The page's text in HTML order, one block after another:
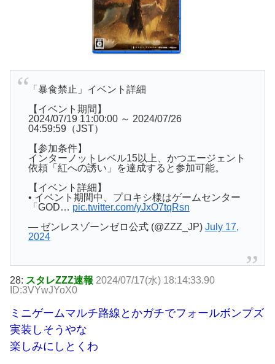
「暴食禁止」イベント詳細
【イベント期間】
2024/07/19 11:00:00 ～ 2024/07/26
04:59:59（JST）
【参加条件】
インターノットレベル15以上、かつエージェント
依頼「紅への誘い」を達成すると参加可能。
【イベント詳細】
• イベント期間中、プロキシ様はゲームセンター
「GOD… pic.twitter.com/yJxO7tqRsn
— ゼンレスゾーンゼロ公式 (@ZZZ_JP) July 17,
2024
28: スタレZZZ速報 2024/07/17(水) 18:14:33.90
ID:3VYwJYoX0
ミニゲームマルチ路線とかガチでフォールボンプズ
実装しそうやな
楽しみにしとくわ